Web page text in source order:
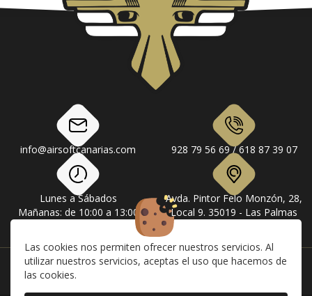
Las cookies nos permiten ofrecer nuestros servicios. Al
utilizar nuestros servicios, aceptas el uso que hacemos de
las cookies.
info@airsoftcanarias.com 928 79 56 69 / 618 87 39 07
Lunes a Sábados
Mañanas: de 10:00 a 13:00
Avda. Pintor Felo Monzón, 28,
Local 9. 35019 - Las Palmas
Facebook